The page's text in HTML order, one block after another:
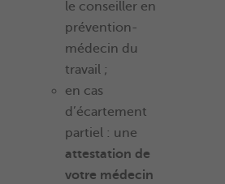
le conseiller en
prévention-
médecin du
travail ;
en cas
d’écartement
partiel : une
attestation de
votre médecin